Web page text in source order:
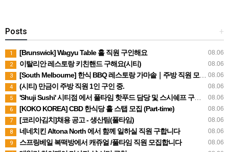
+
Posts
08.06
1 [Brunswick] Wagyu Table 홀 직원 구인해요
08.06
2 이탈리안 레스토랑 키친핸드 구해요(시티)
08.06
3 [South Melbourne] 한식 BBQ 레스토랑 가마솥｜주방 직원 모집｜스폰 가능
08.06
4 (시티) 만금이 주방 직원 1인 구인 중.
08.06
5 'Shuji Sushi' 시티점 에서 풀타임 핫푸드 담당 및 스시쉐프 구인합니다.
08.06
6 [KOKO KOREA] CBD 한식당 홀 스탭 모집 (Part-time)
08.06
7 [코리아김치]채용 공고 - 생산팀(풀타임)
08.06
8 네네치킨 Altona North 에서 함께 일하실 직원 구합니다
08.06
9 스프링베일 복떡방에서 캐쥬얼 /풀타임 직원 모집합니다